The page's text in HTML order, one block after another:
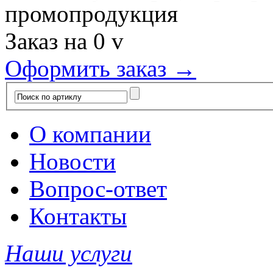
промопродукция
Заказ на 0 v
Оформить заказ →
О компании
Новости
Вопрос-ответ
Контакты
Наши услуги